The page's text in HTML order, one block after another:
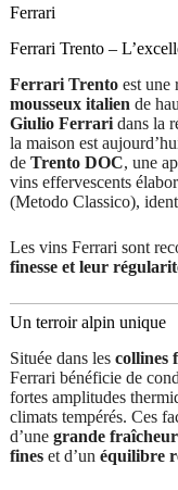
Ferrari
Ferrari Trento –
Ferrari Trentoest une
mousseux italien de
Giulio Ferraridans la
la maison est
de Trento DOC, une
vins effervescents
(Metodo Classico),
Les vins Ferrari sont
finesse et leur
Un terroir alpin unique
Située dans les collines
Ferrari bénéficie de
fortes amplitudes
climats tempérés. Ces
d’une grande
fineset d’un équilibre